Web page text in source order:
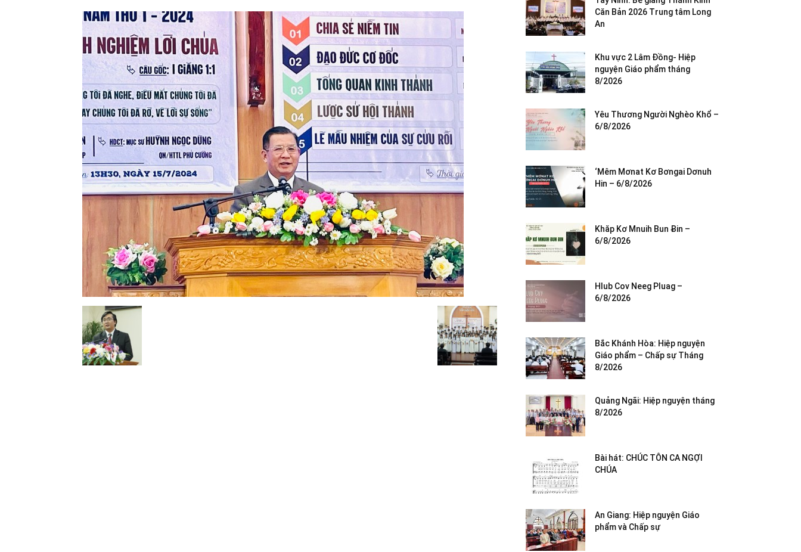
Việt
Nam
Căn Bản 2026 Trung tâm Long
An
Khu vực 2 Lâm Đồng- Hiệp
nguyện Giáo phẩm tháng
8/2026
Yêu Thương Người Nghèo Khổ –
6/8/2026
‘Mêm Mơnat Kơ Bơngai Dơnuh
Hin – 6/8/2026
Khăp Kơ Mnuih Bun Ƀin –
6/8/2026
Hlub Cov Neeg Pluag –
6/8/2026
Bắc Khánh Hòa: Hiệp nguyện
Giáo phẩm – Chấp sự Tháng
8/2026
Quảng Ngãi: Hiệp nguyện tháng
8/2026
Bài hát: CHÚC TÔN CA NGỢI
CHÚA
An Giang: Hiệp nguyện Giáo
phẩm và Chấp sự